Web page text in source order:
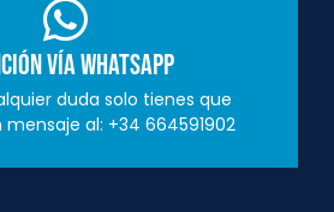
vía Whatsapp
duda solo tienes que
al: +34 664591902